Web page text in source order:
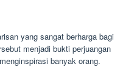
yang sangat berharga bagi
menjadi bukti perjuangan
banyak orang.